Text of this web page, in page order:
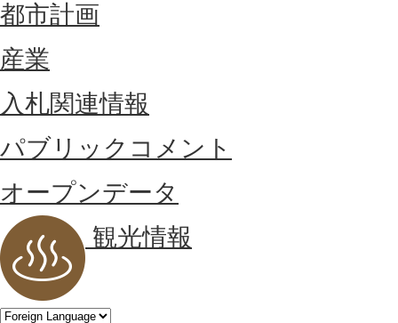
都市計画
産業
入札関連情報
パブリックコメント
オープンデータ
観光情報